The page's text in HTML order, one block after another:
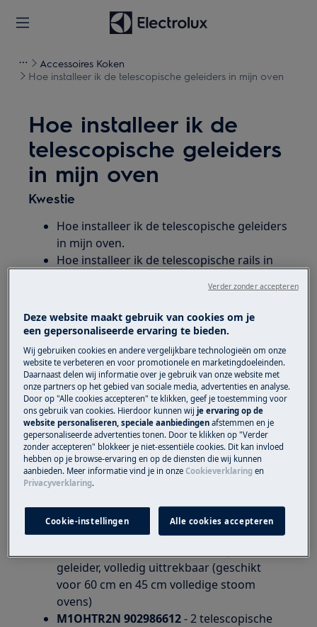
Accessoires Koken
Hoe installeer ik de telescopische geleiders in mijn oven
Hoe installeer ik de
telescopische geleiders
in mijn oven
Kwestie
Hoe installeer ik de telescopische geleiders
in mijn oven.
Hoe installeer ik de telescopische rails in
Het plaatsen van de telescopische geleider
rails in een oven
Oplossing
De telescopische geleiders voor een oven
kunnen makkelijk worden geïnstalleerd in een
oven.
Er zijn verschillende modellen geleiders en zijn
bestemd voor specifieke ovens.
TR1LFV 944189352
voor 60 cm 72 liter, of 45 cm 43 liter ovens
zonder magnetron)
geleider, volledig uittrekbaar (geschikt
voor 60 cm en 45 cm volledige stoom
ovens)
M1OHTR2N 902986612- 2 telescopische
Deze website maakt gebruik van cookies om je
een gepersonaliseerde ervaring te bieden.
Wij gebruiken cookies en andere vergelijkbare technologieën om onze
website te verbeteren en voor promotionele en marketingdoeleinden.
Daarnaast delen wij informatie over je gebruik van onze website met
onze partners op het gebied van sociale media, advertenties en analyse.
Door op "Alle cookies accepteren" te klikken, geef je toestemming voor
ons gebruik van cookies. Hierdoor kunnen wijje ervaring op de
website personaliseren, speciale aanbiedingen afstemmen en je
gepersonaliseerde advertenties tonen. Door te klikken op "Verder
zonder accepteren" blokkeer je niet-essentiële cookies. Dit kan invloed
hebben op je browse-ervaring en op de diensten die wij kunnen
aanbieden. Meer informatie vind je in onzeCookieverklaring en
Privacyverklaring.
Cookie-instellingen Alle cookies accepteren
Verder zonder accepteren